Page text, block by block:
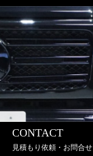
CONTACT
見積もり依頼・お問合せ